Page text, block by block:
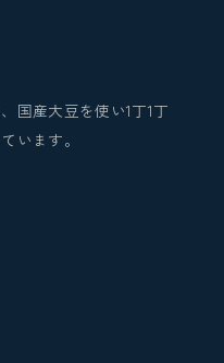
国産大豆を使い1丁1丁
います。